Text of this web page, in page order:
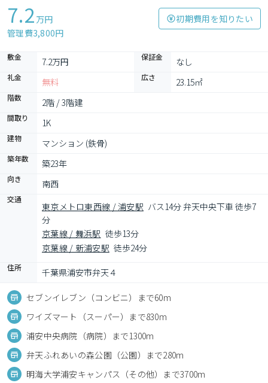
7.2 万円
管理費3,800円
初期費用を知りたい
敷金 7.2万円 保証金 なし
礼金 無料 広さ 23.15㎡
階数 2階 / 3階建
間取り 1K
建物 マンション (鉄骨)
築年数 築23年
向き 南西
交通
東京メトロ東西線 / 浦安駅 バス14分 弁天中央下車 徒歩7
分
京葉線 / 舞浜駅 徒歩13分
京葉線 / 新浦安駅 徒歩24分
住所 千葉県浦安市弁天４
セブンイレブン（コンビニ）まで60m
ワイズマート（スーパー）まで830m
浦安中央病院（病院）まで1300m
弁天ふれあいの森公園（公園）まで280m
明海大学浦安キャンパス（その他）まで3700m